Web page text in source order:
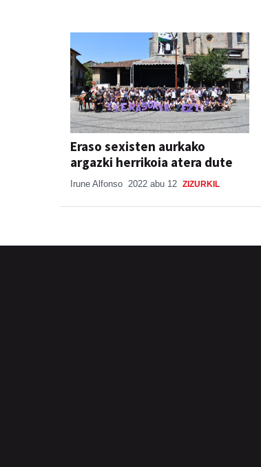
Eraso sexisten aurkako
argazki herrikoia atera dute
Irune Alfonso 2022 abu 12 ZIZURKIL